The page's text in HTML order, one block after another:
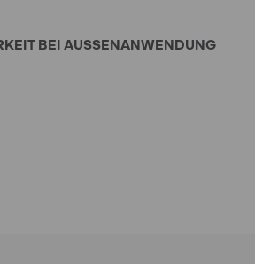
BEI AUSSENANWENDUNG